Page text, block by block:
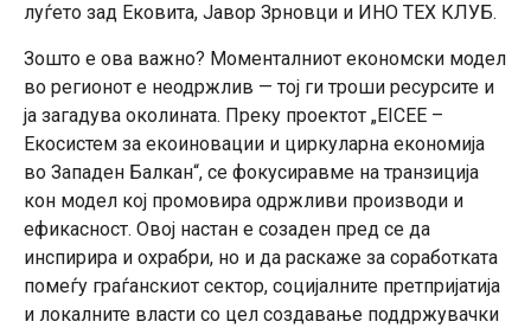
луѓето зад Ековита, Јавор Зрновци и ИНО ТЕХ КЛУБ.
Зошто е ова важно? Моменталниот економски модел
во регионот е неодржлив — тој ги троши ресурсите и
ја загадува околината. Преку проектот „EICEE –
Екосистем за екоиновации и циркуларна економија
во Западен Балкан“, се фокусиравме на транзиција
кон модел кој промовира одржливи производи и
ефикасност. Овој настан е созаден пред се да
инспирира и охрабри, но и да раскаже за соработката
помеѓу граѓанскиот сектор, социјалните претпријатија
и локалните власти со цел создавање поддржувачки